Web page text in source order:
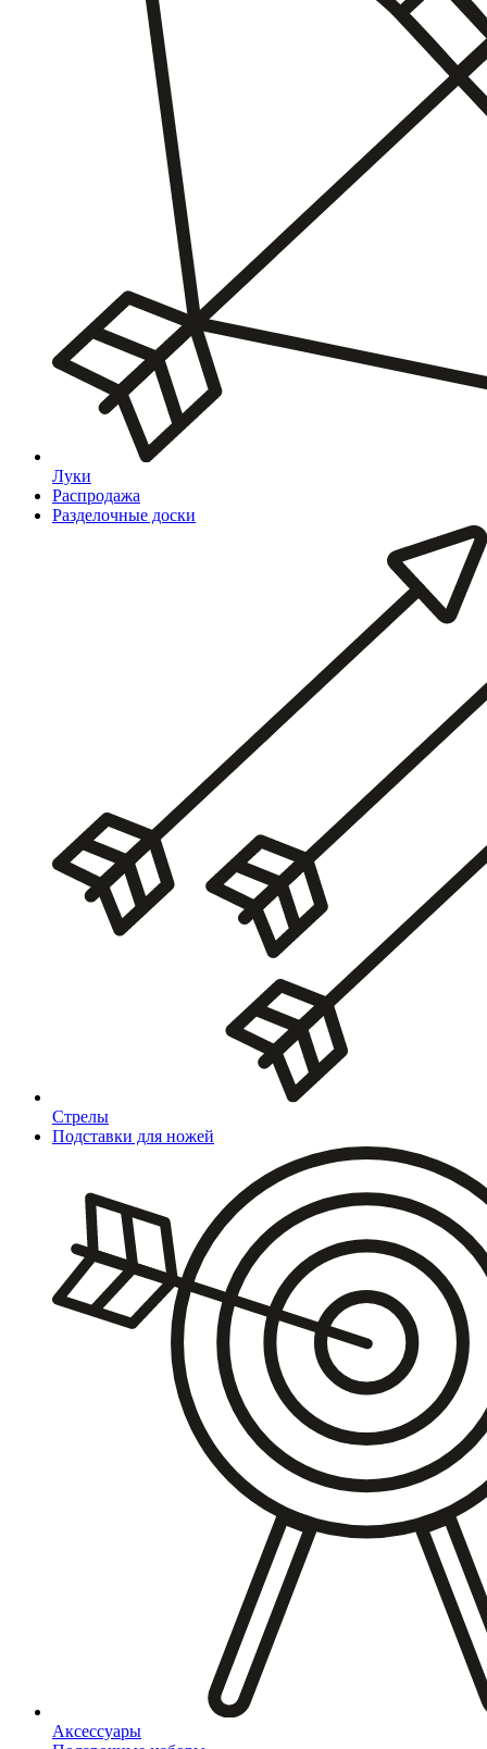
Луки
Распродажа
Разделочные доски
Стрелы
Подставки для ножей
Аксессуары